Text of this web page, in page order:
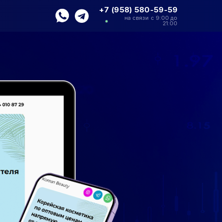
+7 (958) 580-59-59
на связи с 9:00 до
21:00